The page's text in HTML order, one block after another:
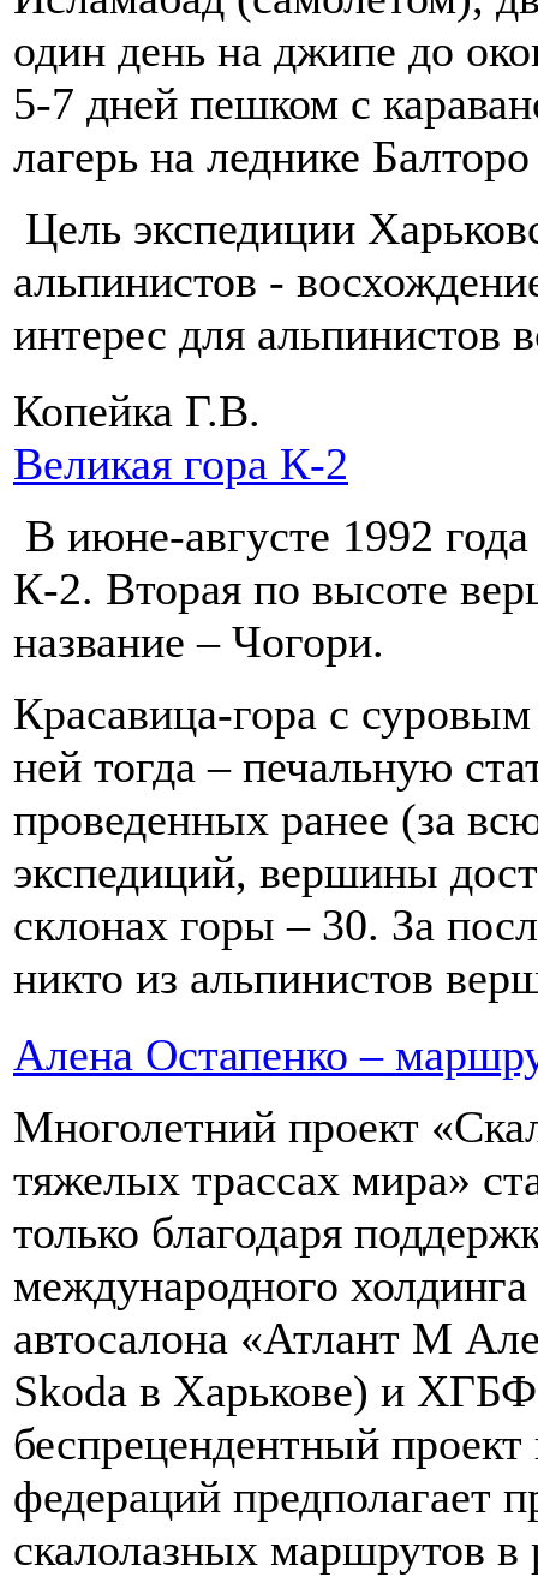
один день на джипе до
5-7 дней пешком с
лагерь на леднике
Цель экспедиции
альпинистов -
интерес для альпинистов
Копейка Г.В.
Великая гора К-2
В июне-августе 1992
К-2. Вторая по высоте
название – Чогори.
Красавица-гора с
ней тогда – печальную
проведенных ранее (за
экспедиций, вершины
склонах горы – 30. За
никто из альпинистов
Алена Остапенко –
Многолетний проект
тяжелых трассах мира»
только благодаря
международного
автосалона «Атлант М
Skoda в Харькове) и
беспрецендентный
федераций предполагает
скалолазных маршрутов